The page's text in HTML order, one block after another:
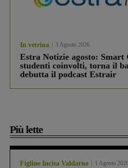
In vetrina 3 Agosto 2026
Estra Notizie agosto:
studenti coinvolti, torna il
debutta il podcast Estrair
Più lette
Figline Incisa Valdarno 1 Agosto